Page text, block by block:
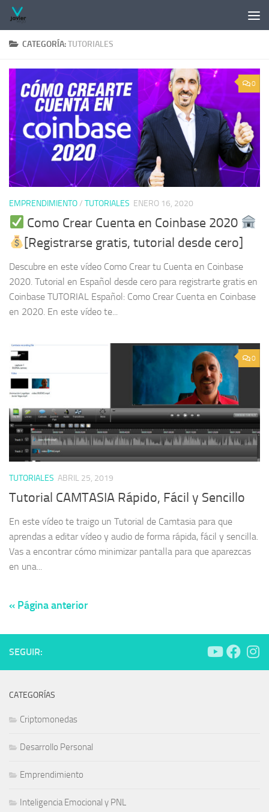
Saltar al contenido
CATEGORÍA:TUTORIALES
0
EMPRENDIMIENTO/ TUTORIALES ENERO 16, 2020
Como Crear Cuenta en Coinbase 2020
[Registrarse gratis, tutorial desde cero]
Descubre en este vídeo Como Crear tu Cuenta en Coinbase
2020. Tutorial en Español desde cero para registrarte gratis en
Coinbase TUTORIAL Español: Como Crear Cuenta en Coinbase
en 2020. En este vídeo te...
0
TUTORIALES ABRIL 25, 2019
Tutorial CAMTASIA Rápido, Fácil y Sencillo
En este vídeo te traigo un Tutorial de Camtasia para que
aprendas a editar vídeo y audio de forma rápida, fácil y sencilla.
Vas a encontrar cómo minimizar pantalla para que aparezcas
en una...
« Página anterior
SEGUIR:
CATEGORÍAS
Criptomonedas
Desarrollo Personal
Emprendimiento
Inteligencia Emocional y PNL